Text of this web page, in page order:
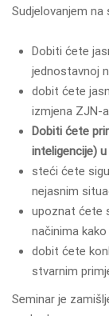
Sudjelovanjem na
Dobiti ćete
jednostavnoj
dobit ćete
izmjena ZJN-a
Dobiti ćete
inteligencije)
steći ćete
nejasnim
upoznat ćete
načinima
dobit ćete
stvarnim
Seminar je